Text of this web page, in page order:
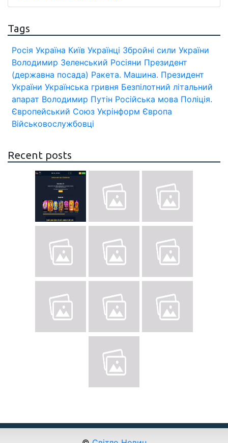
Tags
Росія Україна Київ Українці Збройні сили України
Володимир Зеленський Росіяни Президент
(державна посада) Ракета. Машина. Президент
України Українська гривня Безпілотний літальний
апарат Володимир Путін Російська мова Поліція.
Європейський Союз Укрінформ Європа
Військовослужбовці
Recent posts